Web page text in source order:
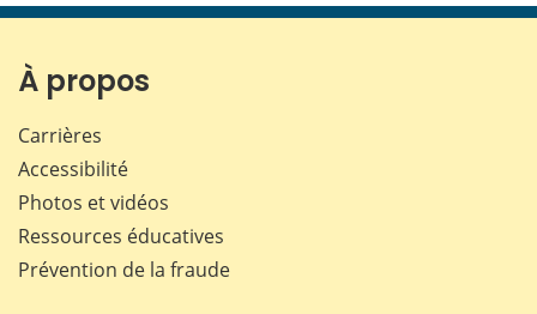
page page page page
À propos
Carrières
Accessibilité
Photos et vidéos
Ressources éducatives
Prévention de la fraude